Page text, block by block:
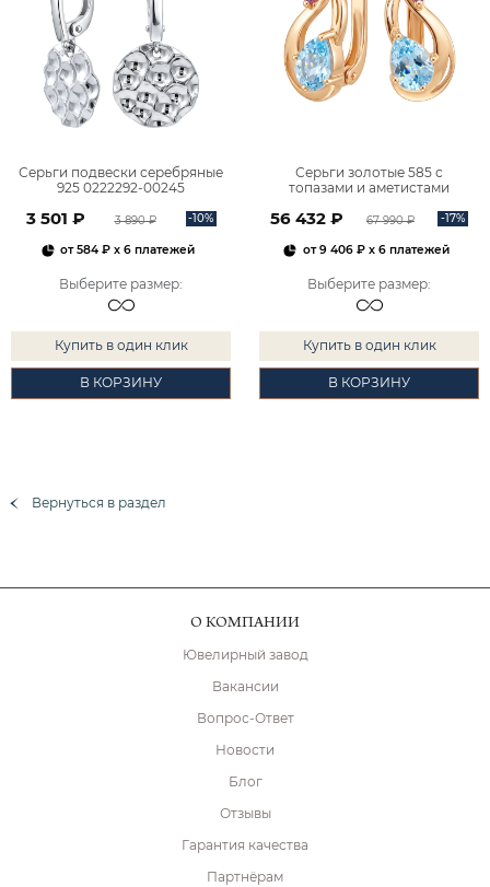
Серьги подвески серебряные
925 0222292-00245
3 501 ₽ 3 890 ₽ -10%
от584 ₽ x 6 платежей
Выберите размер:
Купить в один клик
В КОРЗИНУ
Серьги золотые 585 с
топазами и аметистами
56 432 ₽ 67 990 ₽ -17%
от9 406 ₽x 6 платежей
Выберите размер:
Купить в один клик
В КОРЗИНУ
Вернуться в раздел
О КОМПАНИИ
Ювелирный завод
Вакансии
Вопрос-Ответ
Новости
Блог
Отзывы
Гарантия качества
Партнёрам